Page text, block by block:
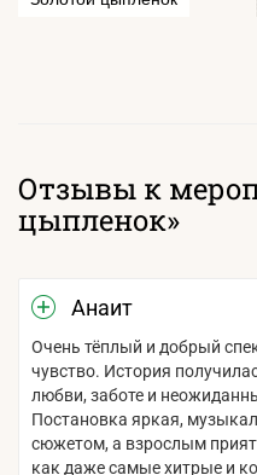
Отзывы к
цыпленок»
Анаит
Очень тёплый и добрый
чувство. История
любви, заботе и
Постановка яркая,
сюжетом, а взрослым
как даже самые хитрые и